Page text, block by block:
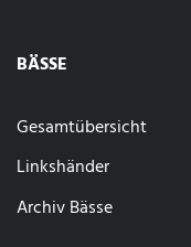
BÄSSE
Gesamtübersicht
Linkshänder
Archiv Bässe